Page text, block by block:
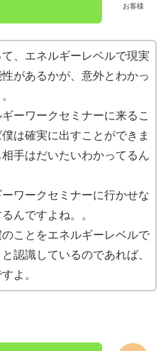
お客様
、エネルギーレベルで現実
があるかが、意外とわかっ
ーワークセミナーに来るこ
は確実に出すことができま
手はだいたいわかってるん
ワークセミナーに行かせな
んですよね。。
ことをエネルギーレベルで
と認識しているのであれば、
よ。